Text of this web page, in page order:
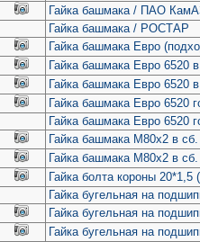
Гайка башмака / ПАО
Гайка башмака / РОСТАР
Гайка башмака Евро
Гайка башмака Евро 6520
Гайка башмака Евро 6520
Гайка башмака Евро 6520
Гайка башмака Евро 6520
Гайка башмака М80х2 в сб.
Гайка башмака М80х2 в
Гайка болта короны 20*1,5
Гайка бугельная на
Гайка бугельная на
Гайка бугельная на